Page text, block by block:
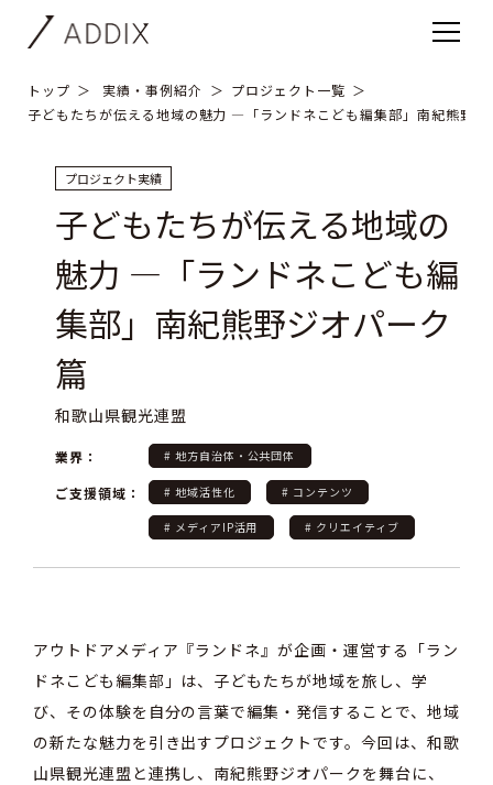
トップ 実績・事例紹介
プロジェクト一覧
子どもたちが伝える地域の魅力 ―「ランドネこども編集部」南紀熊野ジ
プロジェクト実績
子どもたちが伝える地域の
魅力 ―「ランドネこども編
集部」南紀熊野ジオパーク
篇
和歌山県観光連盟
業界： # 地方自治体・公共団体
ご支援領域： # 地域活性化 # コンテンツ
# メディアIP活用 # クリエイティブ
アウトドアメディア『ランドネ』が企画・運営する「ラン
ドネこども編集部」は、子どもたちが地域を旅し、学
び、その体験を自分の言葉で編集・発信することで、地域
の新たな魅力を引き出すプロジェクト です。今回は、和歌
山県観光連盟と連携し、南紀熊野ジオパークを舞台に、